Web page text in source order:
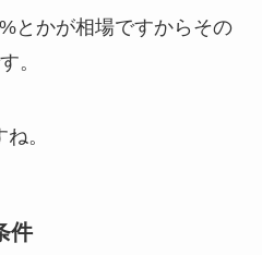
とかが相場ですからその
。
。
件